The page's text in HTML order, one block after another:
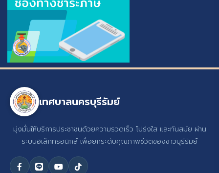
เทศบาลนครบุรีรัมย์
มุ่งมั่นให้บริการประชาชนด้วยความรวดเร็ว โปร่งใส และทันสมัย ผ่าน
ระบบอิเล็กทรอนิกส์ เพื่อยกระดับคุณภาพชีวิตของชาวบุรีรัมย์